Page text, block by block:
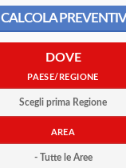
CALCOLA
DOVE
PAESE/REGIONE
Scegli prima Regione
AREA
- Tutte le Aree